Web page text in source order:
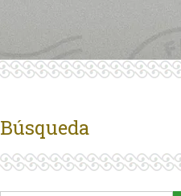
Búsqueda